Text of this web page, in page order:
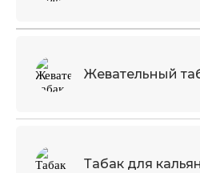
Жевательный
Табак для